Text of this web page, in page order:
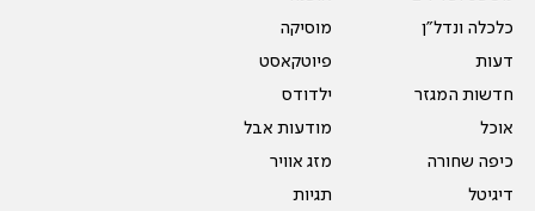
כלכלה ונדל"ן
דעות
חדשות המגזר
אוכל
כיפה שחורה
דיגיטל
מוסיקה
פיוטקאסט
ילדודס
מודעות אבל
מזג אוויר
תגיות